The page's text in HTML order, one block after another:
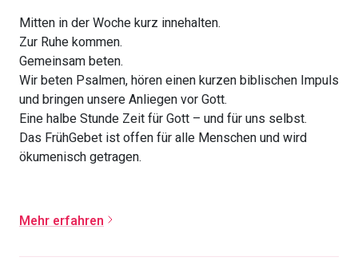
Mitten in der Woche kurz innehalten.
Zur Ruhe kommen.
Gemeinsam beten.
Wir beten Psalmen, hören einen kurzen biblischen Impuls
und bringen unsere Anliegen vor Gott.
Eine halbe Stunde Zeit für Gott – und für uns selbst.
Das FrühGebet ist offen für alle Menschen und wird
ökumenisch getragen.
Mehr erfahren